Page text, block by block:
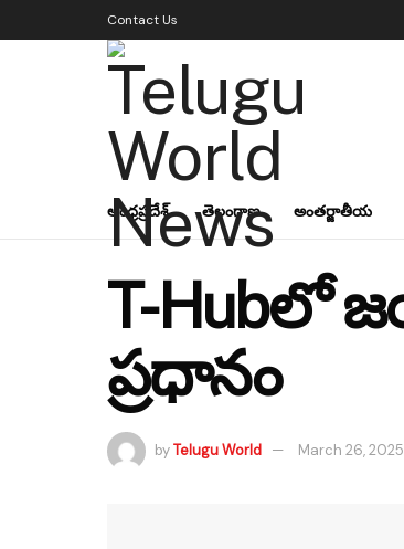
Contact Us
ఆంధ్రప్రదేశ్ తెలంగాణ అంతర్జాతీయ
T-Hubలో
ప్రధానం
byTelugu World March 26, 2025